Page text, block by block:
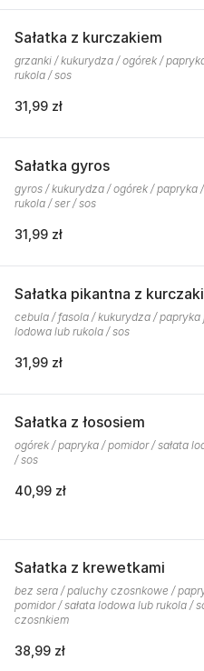
Sałatka z kurczakiem
grzanki / kukurydza / ogórek /
rukola / sos
31,99 zł
Sałatka gyros
gyros / kukurydza / ogórek / papryka
rukola / ser / sos
31,99 zł
Sałatka pikantna z
cebula / fasola / kukurydza / papryka
lodowa lub rukola / sos
31,99 zł
Sałatka z łososiem
ogórek / papryka / pomidor / sałata
/ sos
40,99 zł
Sałatka z krewetkami
bez sera / paluchy czosnkowe /
pomidor / sałata lodowa lub rukola /
czosnkiem
38,99 zł